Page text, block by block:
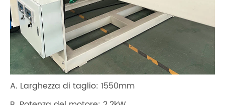
A. Larghezza di taglio: 1550mm